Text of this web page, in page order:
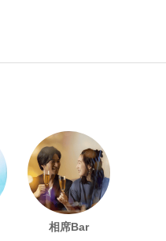
相席Bar